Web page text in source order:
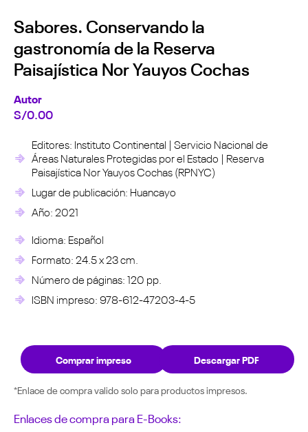
Sabores. Conservando la
gastronomía de la Reserva
Paisajística Nor Yauyos Cochas
Autor
S/0.00
Editores: Instituto Continental | Servicio Nacional de
Áreas Naturales Protegidas por el Estado | Reserva
Paisajística Nor Yauyos Cochas (RPNYC)
Lugar de publicación: Huancayo
Año: 2021
Idioma: Español
Formato: 24.5 x 23 cm.
Número de páginas: 120 pp.
ISBN impreso: 978-612-47203-4-5
Comprar impreso Descargar PDF
*Enlace de compra valido solo para productos impresos.
Enlaces de compra para E-Books: